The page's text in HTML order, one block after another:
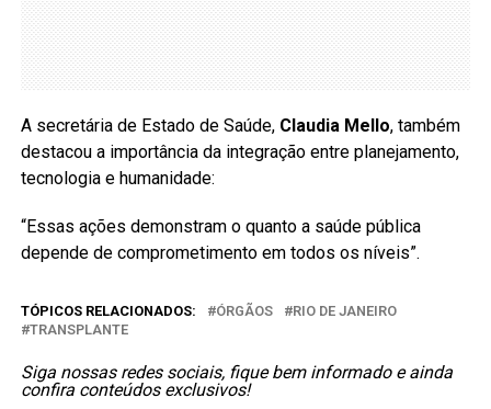
A secretária de Estado de Saúde, Claudia Mello, também
destacou a importância da integração entre planejamento,
tecnologia e humanidade:
“Essas ações demonstram o quanto a saúde pública
depende de comprometimento em todos os níveis”.
TÓPICOS RELACIONADOS: ÓRGÃOS
RIO DE JANEIRO
TRANSPLANTE
Siga nossas redes sociais, fique bem informado e ainda
confira conteúdos exclusivos!